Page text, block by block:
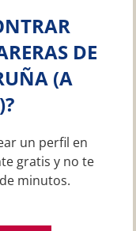
DE
(A
un perfil en
gratis y no te
minutos.